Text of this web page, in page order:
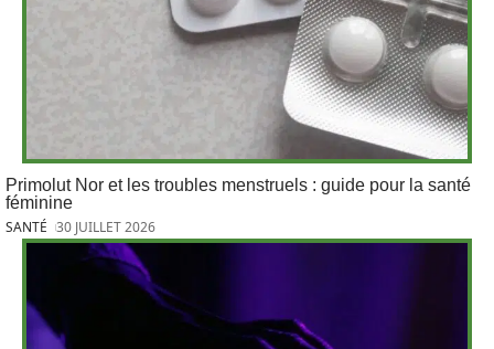
Primolut Nor et les troubles menstruels : guide pour la santé
féminine
SANTÉ 30 JUILLET 2026